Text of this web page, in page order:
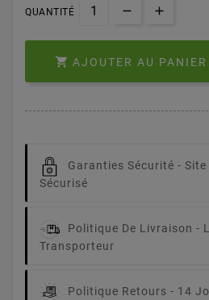
QUANTITÉ
 AJOUTER AU PANIER
Garanties Sécurité - Site
Sécurisé
Politique De Livraison -
Transporteur
Politique Retours - 14